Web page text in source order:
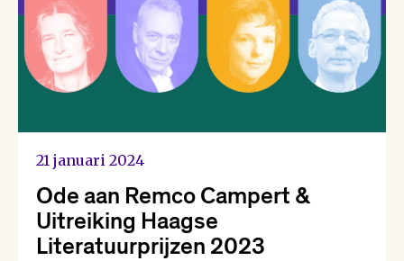
21 januari 2024
Ode aan Remco Campert &
Uitreiking Haagse
Literatuurprijzen 2023